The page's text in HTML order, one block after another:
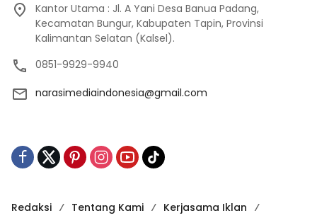
Kantor Utama : Jl. A Yani Desa Banua Padang,
Kecamatan Bungur, Kabupaten Tapin, Provinsi
Kalimantan Selatan (Kalsel).
0851-9929-9940
narasimediaindonesia@gmail.com
Redaksi Tentang Kami Kerjasama Iklan